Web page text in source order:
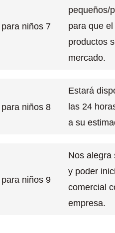
pequeños/
para que
productos
mercado.
Estará
las 24
a su
Nos alegra
y poder
comercial
empresa.